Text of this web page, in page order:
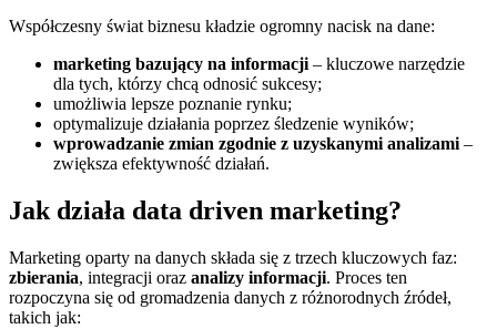
Współczesny świat biznesu kładzie ogromny nacisk na dane:
marketing bazujący na informacji – kluczowe narzędzie
dla tych, którzy chcą odnosić sukcesy;
umożliwia lepsze poznanie rynku;
optymalizuje działania poprzez śledzenie wyników;
wprowadzanie zmian zgodnie z uzyskanymi analizami –
zwiększa efektywność działań.
Jak działa data driven marketing?
Marketing oparty na danych składa się z trzech kluczowych faz:
zbierania, integracji oraz analizy informacji. Proces ten
rozpoczyna się od gromadzenia danych z różnorodnych źródeł,
takich jak: